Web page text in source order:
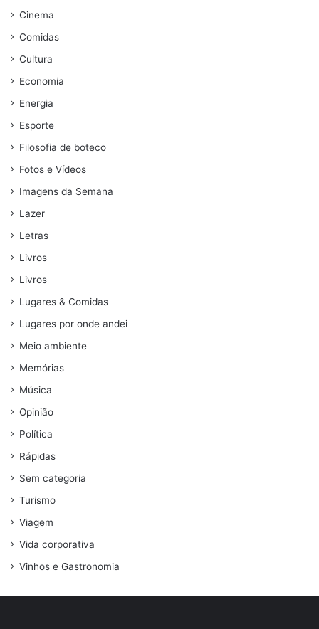
Cinema
Comidas
Cultura
Economia
Energia
Esporte
Filosofia de boteco
Fotos e Vídeos
Imagens da Semana
Lazer
Letras
Livros
Livros
Lugares & Comidas
Lugares por onde andei
Meio ambiente
Memórias
Música
Opinião
Política
Rápidas
Sem categoria
Turismo
Viagem
Vida corporativa
Vinhos e Gastronomia